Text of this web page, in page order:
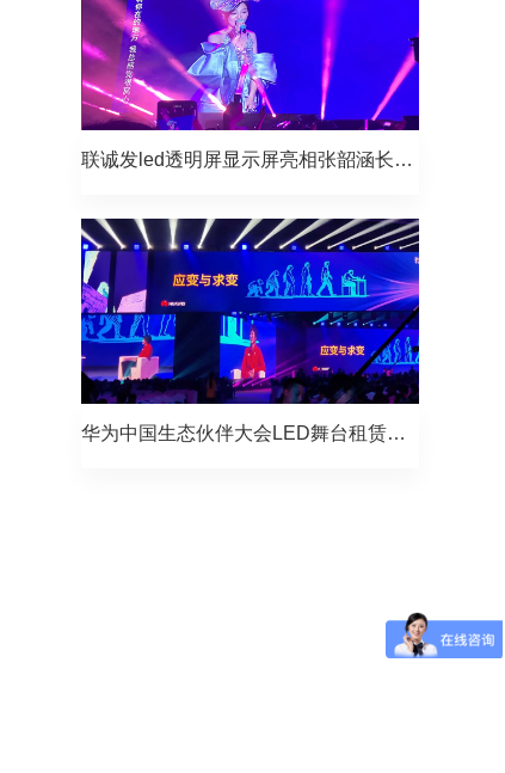
联诚发led透明屏显示屏亮相张韶涵长沙演唱会！
华为中国生态伙伴大会LED舞台租赁屏项目